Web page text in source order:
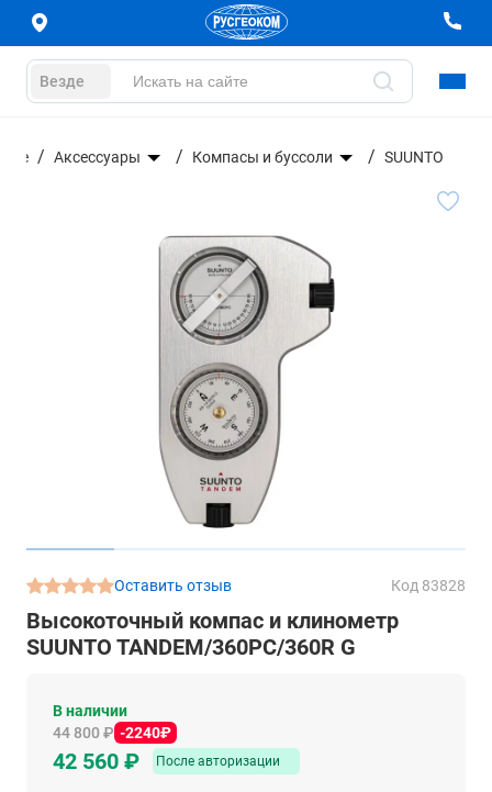
Везде
Аксессуары Компасы и буссоли SUUNTO
Оставить отзыв Код 83828
Высокоточный компас и клинометр
SUUNTO TANDEM/360PC/360R G
В наличии
44 800 ₽ -2240₽
42 560 ₽ После авторизации